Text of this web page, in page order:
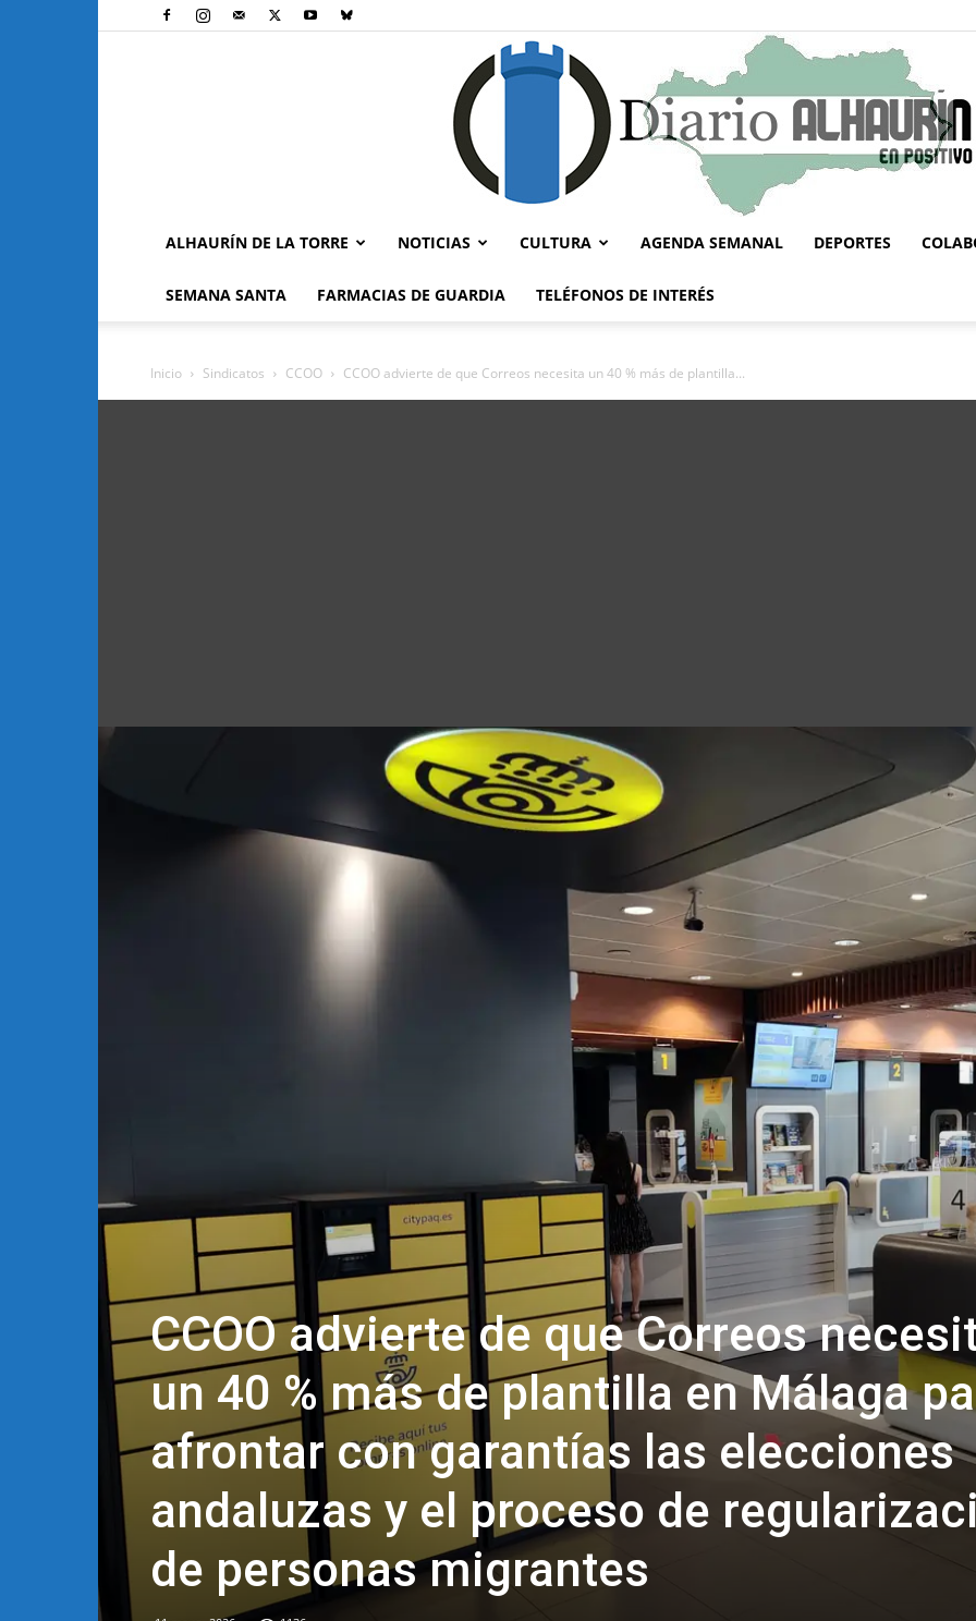
ALHAURÍN DE LA TORRE NOTICIAS CULTURA AGENDA SEMANAL DEPORTES
SEMANA SANTA FARMACIAS DE GUARDIA TELÉFONOS DE INTERÉS
Inicio Sindicatos CCOO CCOO advierte de que Correos necesita un 40 % más de plantilla...
CCOO advierte de que Correos
un 40 % más de plantilla en Málaga
afrontar con garantías las elecciones
andaluzas y el proceso de
de personas migrantes